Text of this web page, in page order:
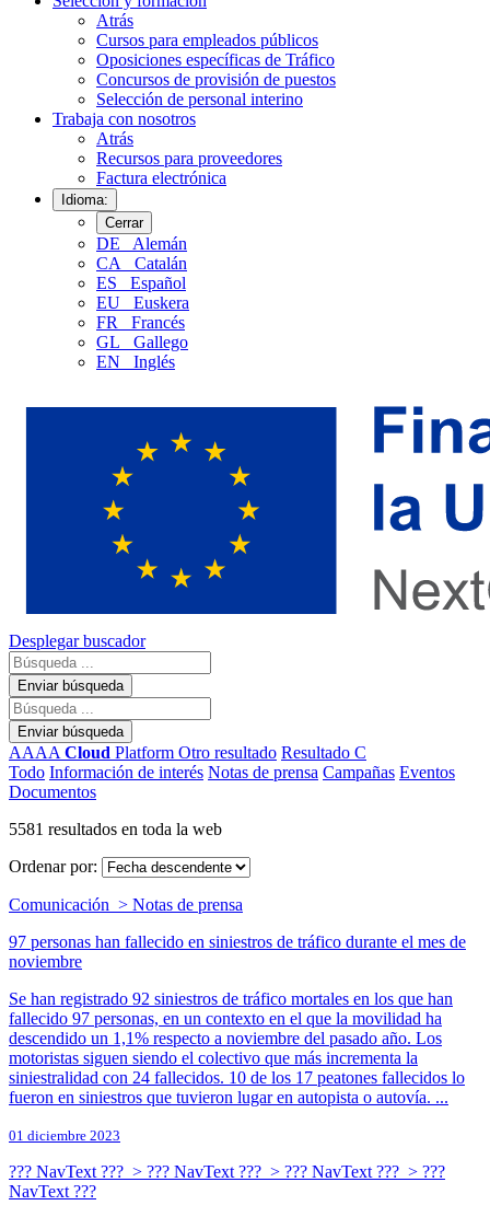
Atrás
Cursos para empleados públicos
Oposiciones específicas de Tráfico
Concursos de provisión de puestos
Selección de personal interino
Trabaja con nosotros
Atrás
Recursos para proveedores
Factura electrónica
Idioma:
Cerrar
DE
Alemán
CA
Catalán
ES
Español
EU
Euskera
FR
Francés
GL
Gallego
EN
Inglés
Desplegar buscador
Enviar búsqueda
Enviar búsqueda
AAAA Cloud Platform Otro resultado Resultado C
Todo Información de interés Notas de prensa Campañas Eventos
Documentos
5581 resultados en toda la web
Ordenar por:
Comunicación > Notas de prensa
97 personas han fallecido en siniestros de tráfico durante el mes de
noviembre
Se han registrado 92 siniestros de tráfico mortales en los que han
fallecido 97 personas, en un contexto en el que la movilidad ha
descendido un 1,1% respecto a noviembre del pasado año. Los
motoristas siguen siendo el colectivo que más incrementa la
siniestralidad con 24 fallecidos. 10 de los 17 peatones fallecidos lo
fueron en siniestros que tuvieron lugar en autopista o autovía. ...
01 diciembre 2023
??? NavText ??? > ??? NavText ??? > ??? NavText ??? > ???
NavText ???